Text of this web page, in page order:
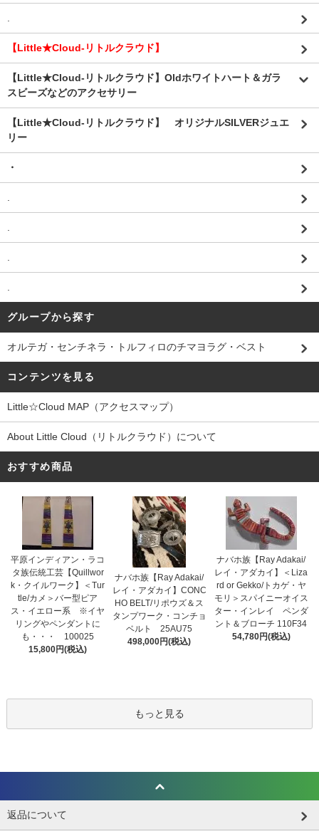
【Little★Cloud-リトルクラウド】
【Little★Cloud-リトルクラウド】Oldホワイトハート＆ガラ
スビーズなどのアクセサリー
【Little★Cloud-リトルクラウド】 オリジナルSILVERジュエ
リー
・
グループから探す
オルテガ・センチネラ・トルフィロのチマヨラグ・ベスト
コンテンツを見る
Little☆Cloud MAP（アクセスマップ）
About Little Cloud（リトルクラウド）について
おすすめ商品
平原インディアン・ラコ
タ族伝統工芸【Quillwor
k・クイルワーク】＜Tur
tle/カメ＞バー型ピア
ス・イエロー系 ※イヤ
リングやペンダントに
も・・・ 100025
15,800円(税込)
ナバホ族【Ray Adakai/
レイ・アダカイ】CONC
HO BELT/リポウズ＆ス
タンプワーク・コンチョ
ベルト 25AU75
498,000円(税込)
ナバホ族【Ray Adakai/
レイ・アダカイ】＜Liza
rd or Gekko/トカゲ・ヤ
モリ＞スパイニーオイス
ター・インレイ ペンダ
ント＆ブローチ 110F34
54,780円(税込)
もっと見る
返品について